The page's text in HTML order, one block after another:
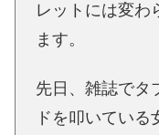
レットには変わ
ます。
先日、雑誌でタ
ドを叩いている